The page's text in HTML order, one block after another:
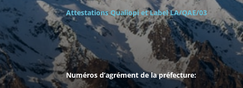
Attestations Qualiopi etLabel LA/QAE/03
Numéros d’agrément de la préfecture: